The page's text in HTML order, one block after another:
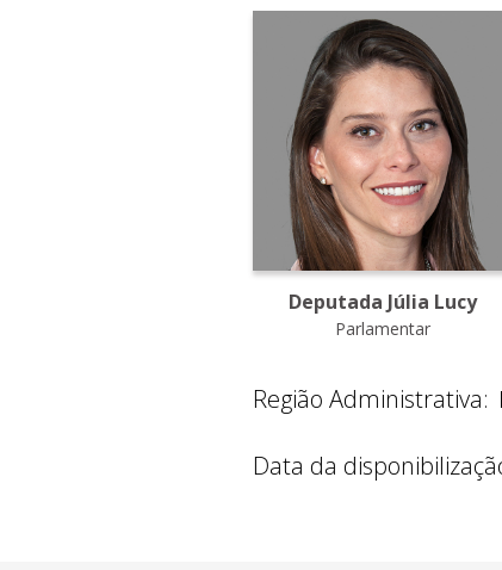
Deputada Júlia Lucy
Parlamentar
Região Administrativa:
Data da